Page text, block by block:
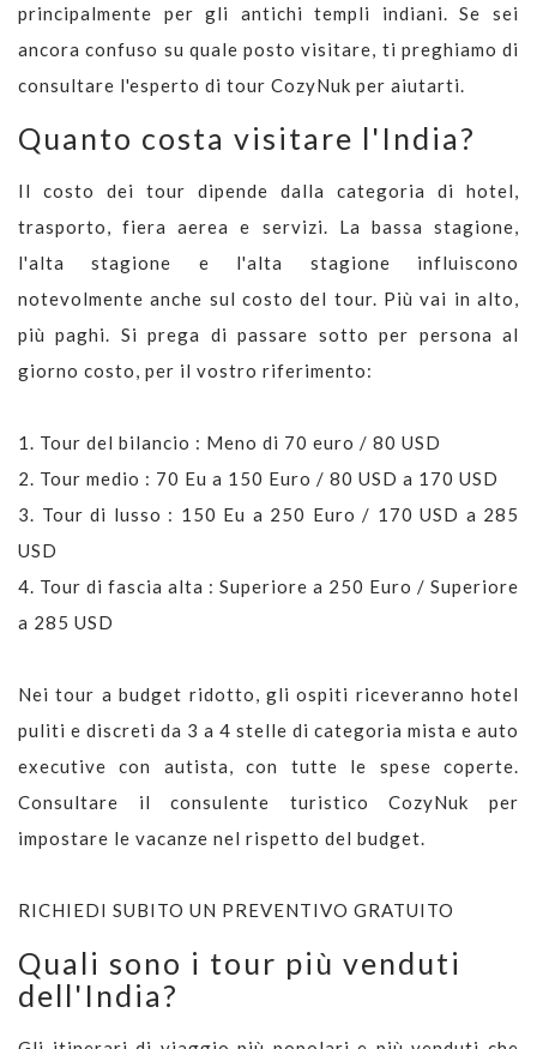
principalmente per gli antichi templi indiani. Se sei
ancora confuso su quale posto visitare, ti preghiamo di
consultare l'esperto di tour CozyNuk per aiutarti.
Quanto costa visitare l'India?
Il costo dei tour dipende dalla categoria di hotel,
trasporto, fiera aerea e servizi. La bassa stagione,
l'alta stagione e l'alta stagione influiscono
notevolmente anche sul costo del tour. Più vai in alto,
più paghi. Si prega di passare sotto per persona al
giorno costo, per il vostro riferimento:
1. Tour del bilancio : Meno di 70 euro / 80 USD
2. Tour medio : 70 Eu a 150 Euro / 80 USD a 170 USD
3. Tour di lusso : 150 Eu a 250 Euro / 170 USD a 285
USD
4. Tour di fascia alta : Superiore a 250 Euro / Superiore
a 285 USD
Nei tour a budget ridotto, gli ospiti riceveranno hotel
puliti e discreti da 3 a 4 stelle di categoria mista e auto
executive con autista, con tutte le spese coperte.
Consultare il consulente turistico CozyNuk per
impostare le vacanze nel rispetto del budget.
RICHIEDI SUBITO UN PREVENTIVO GRATUITO
Quali sono i tour più venduti
dell'India?